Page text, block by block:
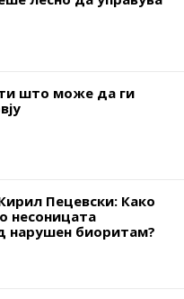
што може да ги
Пецевски: Како
несоницата
нарушен биоритам?